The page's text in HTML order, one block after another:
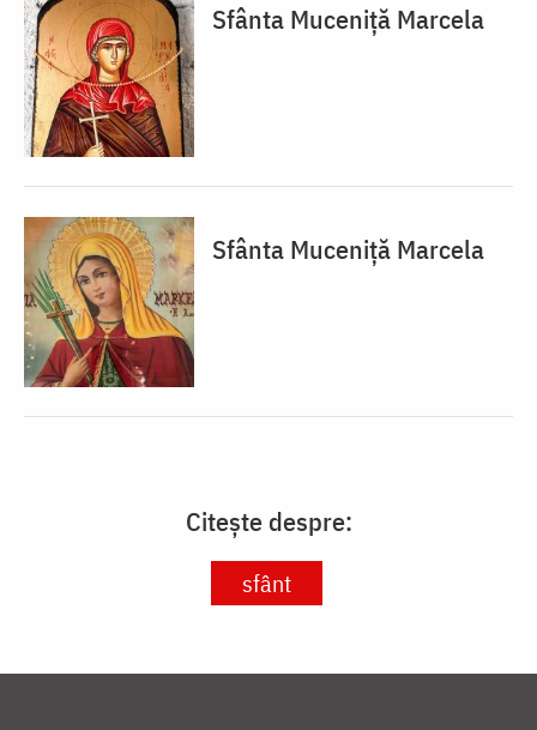
Sfânta Muceniță Marcela
Sfânta Muceniță Marcela
Citește despre:
sfânt